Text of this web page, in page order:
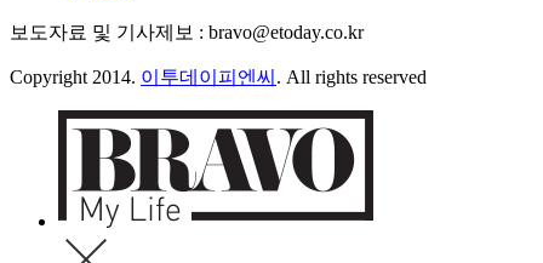
보도자료 및 기사제보 : bravo@etoday.co.kr
Copyright 2014. 이투데이피엔씨 . All rights reserved